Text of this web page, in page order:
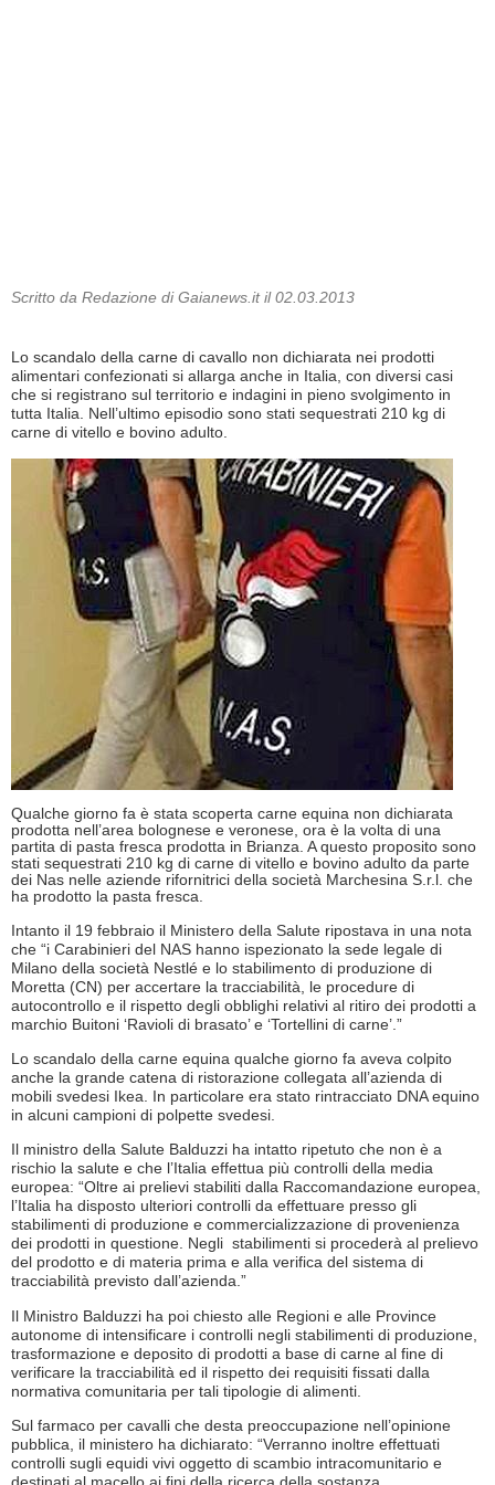
Scritto da Redazione di Gaianews.it il 02.03.2013
Lo scandalo della carne di cavallo non dichiarata nei prodotti
alimentari confezionati si allarga anche in Italia, con diversi casi
che si registrano sul territorio e indagini in pieno svolgimento in
tutta Italia. Nell’ultimo episodio sono stati sequestrati 210 kg di
carne di vitello e bovino adulto.
Qualche giorno fa è stata scoperta carne equina non dichiarata
prodotta nell’area bolognese e veronese, ora è la volta di una
partita di pasta fresca prodotta in Brianza. A questo proposito sono
stati sequestrati 210 kg di carne di vitello e bovino adulto da parte
dei Nas nelle aziende rifornitrici della società Marchesina S.r.l. che
ha prodotto la pasta fresca.
Intanto il 19 febbraio il Ministero della Salute ripostava in una nota
che “i Carabinieri del NAS hanno ispezionato la sede legale di
Milano della società Nestlé e lo stabilimento di produzione di
Moretta (CN) per accertare la tracciabilità, le procedure di
autocontrollo e il rispetto degli obblighi relativi al ritiro dei prodotti a
marchio Buitoni ‘Ravioli di brasato’ e ‘Tortellini di carne’.”
Lo scandalo della carne equina qualche giorno fa aveva colpito
anche la grande catena di ristorazione collegata all’azienda di
mobili svedesi Ikea. In particolare era stato rintracciato DNA equino
in alcuni campioni di polpette svedesi.
Il ministro della Salute Balduzzi ha intatto ripetuto che non è a
rischio la salute e che l’Italia effettua più controlli della media
europea: “Oltre ai prelievi stabiliti dalla Raccomandazione europea,
l’Italia ha disposto ulteriori controlli da effettuare presso gli
stabilimenti di produzione e commercializzazione di provenienza
dei prodotti in questione. Negli stabilimenti si procederà al prelievo
del prodotto e di materia prima e alla verifica del sistema di
tracciabilità previsto dall’azienda.”
Il Ministro Balduzzi ha poi chiesto alle Regioni e alle Province
autonome di intensificare i controlli negli stabilimenti di produzione,
trasformazione e deposito di prodotti a base di carne al fine di
verificare la tracciabilità ed il rispetto dei requisiti fissati dalla
normativa comunitaria per tali tipologie di alimenti.
Sul farmaco per cavalli che desta preoccupazione nell’opinione
pubblica, il ministero ha dichiarato: “Verranno inoltre effettuati
controlli sugli equidi vivi oggetto di scambio intracomunitario e